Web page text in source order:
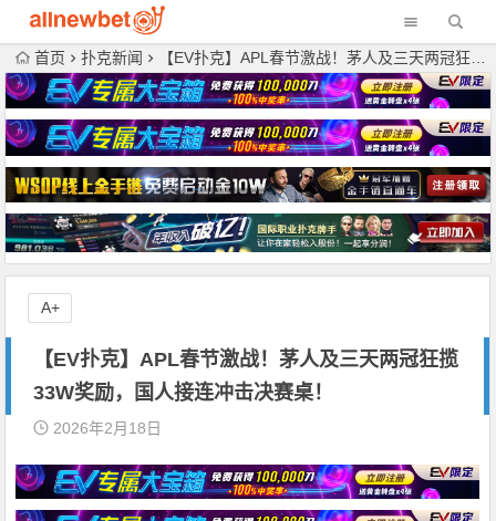
首页 扑克新闻 【EV扑克】APL春节激战！茅人及三天两冠狂揽33W奖励，国人接连冲击决赛桌！
【EV扑克】APL春节激战！茅人及三天两冠狂揽
33W奖励，国人接连冲击决赛桌！
2026年2月18日
A+